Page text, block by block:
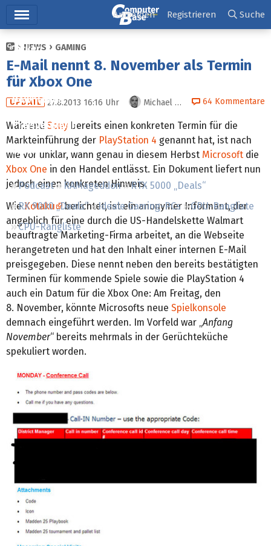
Ticker
Tests
Downloads
Preisvergleich
Forum
Podcast RAMageddon
RTX 5000 „Deals“
RX 9000 „Deals“
Ideale Gaming-PCs
GPU-Rangliste
CPU-Rangliste
Anmelden Registrieren Suche
NEWS GAMING
E-Mail nennt 8. November als Termin
für Xbox One
UPDATE 27.8.2013 16:16 Uhr Michael Günsch 64 Kommentare
Während Sony bereits einen konkreten Termin für die
Markteinführung der PlayStation 4 genannt hat, ist nach
wie vor unklar, wann genau in diesem Herbst Microsoft die
Xbox One in den Handel entlässt. Ein Dokument liefert nun
jedoch einen konkreten Hinweis.
WieKotaku
berichtet, ist ein anonymer Informant, der
angeblich für eine durch die US-Handelskette Walmart
beauftragte Marketing-Firma arbeitet, an die Webseite
herangetreten und hat den Inhalt einer internen E-Mail
preisgegeben. Diese nennt neben den bereits bestätigten
Terminen für kommende Spiele sowie die PlayStation 4
auch ein Datum für die Xbox One: Am Freitag, den
8. November, könnte Microsofts neue Spielkonsole
demnach eingeführt werden. Im Vorfeld war „ Anfang
November“ bereits mehrmals in der Gerüchteküche
spekuliert worden.